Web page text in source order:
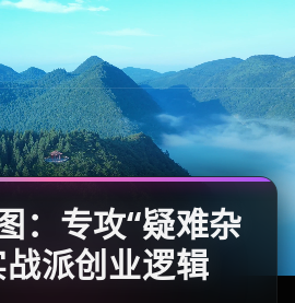
：专攻“疑难杂
战派创业逻辑